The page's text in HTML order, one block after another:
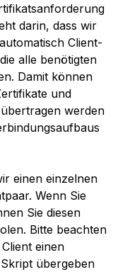
darin, dass wir
Client-
alle benötigten
Damit können
und
werden
einen einzelnen
Wenn Sie
Sie diesen
Bitte beachten
einen
übergeben